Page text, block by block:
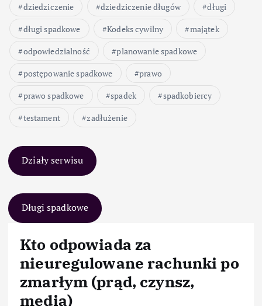
dziedziczenie dziedziczenie długów
długi
długi spadkowe
Kodeks cywilny
majątek
odpowiedzialność
planowanie spadkowe
postępowanie spadkowe
prawo
prawo spadkowe
spadek
spadkobiercy
testament
zadłużenie
Działy serwisu
Długi spadkowe
Kto odpowiada za
nieuregulowane rachunki po
zmarłym (prąd, czynsz,
media)